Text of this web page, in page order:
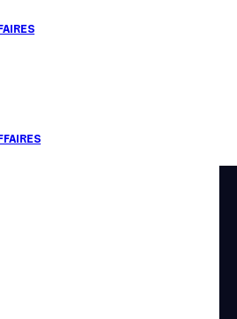
jour après